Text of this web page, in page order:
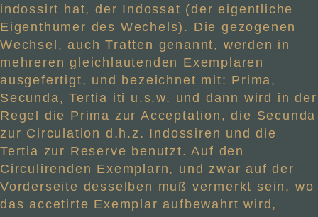
indossirt hat, der Indossat (der eigentliche
Eigenthümer des Wechels). Die gezogenen
Wechsel, auch Tratten genannt, werden in
mehreren gleichlautenden Exemplaren
ausgefertigt, und bezeichnet mit: Prima,
Secunda, Tertia iti u.s.w. und dann wird in der
Regel die Prima zur Acceptation, die Secunda
zur Circulation d.h.z. Indossiren und die
Tertia zur Reserve benutzt. Auf den
Circulirenden Exemplarn, und zwar auf der
Vorderseite desselben muß vermerkt sein, wo
das accetirte Exemplar aufbewahrt wird,